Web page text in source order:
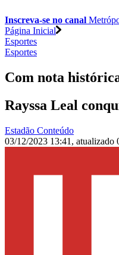
Inscreva-se no canal
Página Inicial
Esportes
Esportes
Com nota
Rayssa Leal
Estadão Conteúdo
03/12/2023 13:41 , atualizado